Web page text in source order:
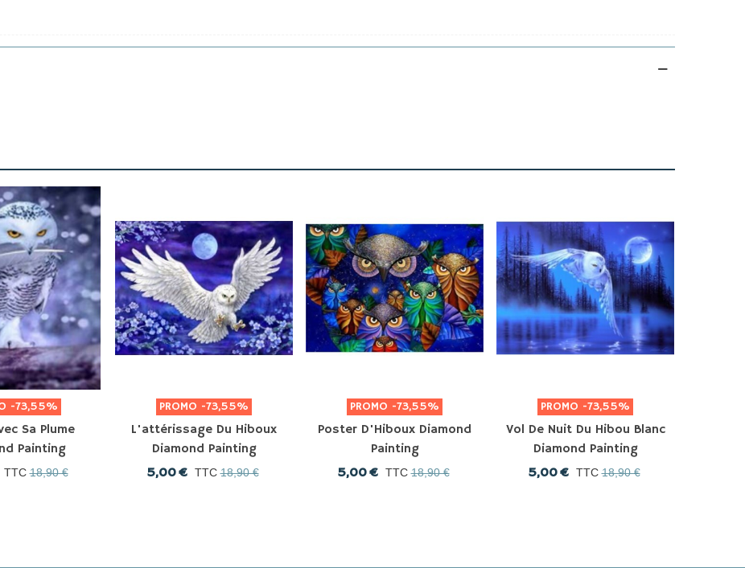
-73,55%
Sa Plume
Painting
TTC 18,90 €
PROMO -73,55%
L'attérissage Du Hiboux
Diamond Painting
5,00 € TTC 18,90 €
PROMO -73,55%
Poster D'Hiboux Diamond
Painting
5,00 € TTC 18,90 €
PROMO -73,55%
Vol De Nuit Du Hibou Blanc
Diamond Painting
5,00 € TTC 18,90 €